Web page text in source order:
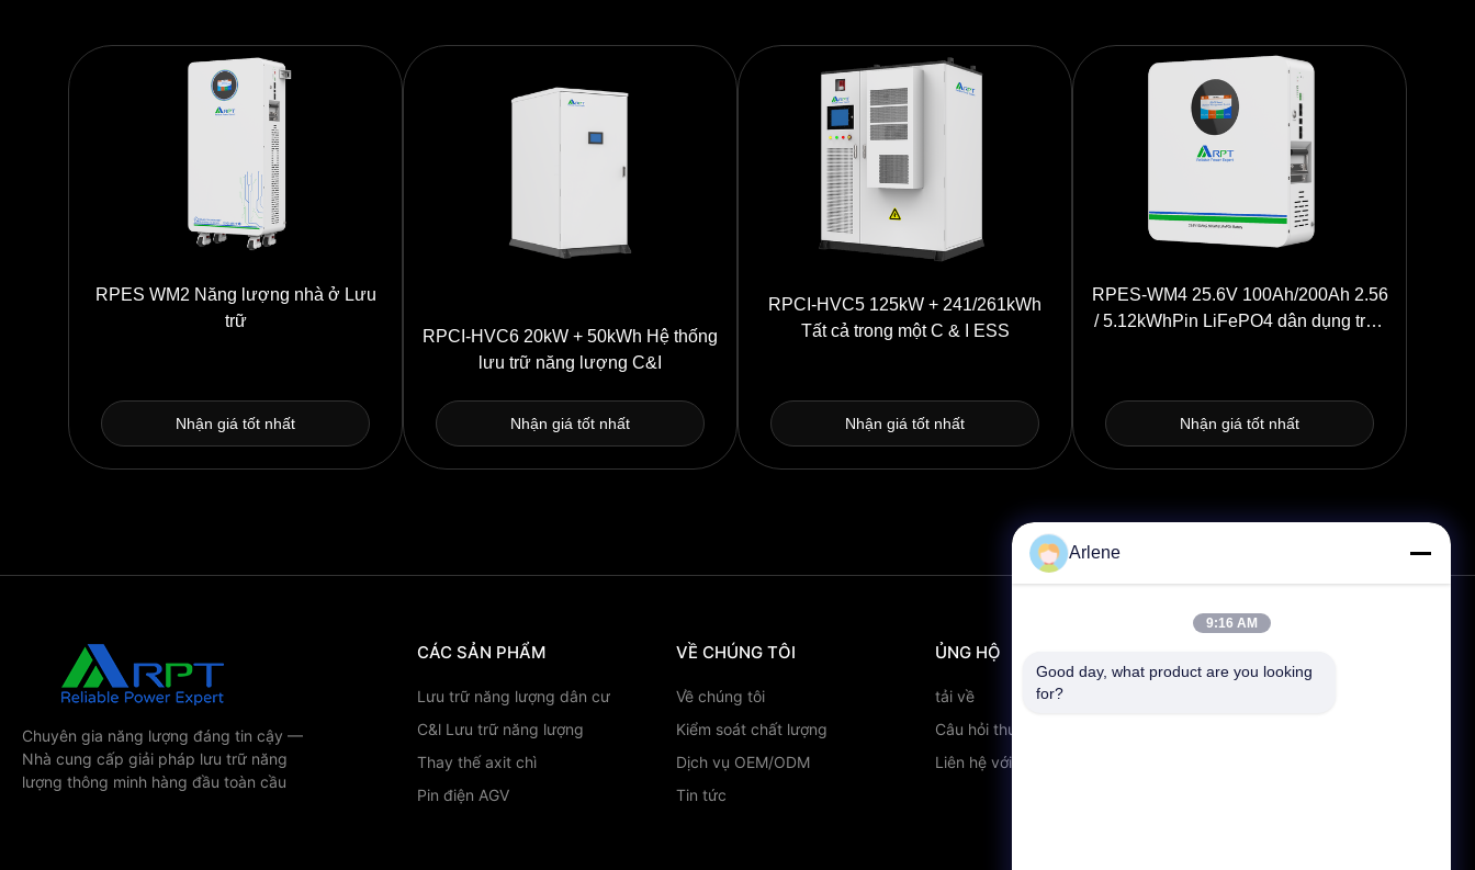
RPES WM2 Năng lượng nhà ở Lưu
trữ
Nhận giá tốt nhất
RPCI-HVC6 20kW + 50kWh Hệ thống
lưu trữ năng lượng C&I
Nhận giá tốt nhất
RPCI-HVC5 125kW + 241/261kWh
Tất cả trong một C & I ESS
Nhận giá tốt nhất
RPES-WM4 25.6V 100Ah/200Ah 2.56
/ 5.12kWhPin LiFePO4 dân dụng treo
Nhận giá tốt nhất
Chuyên gia năng lượng đáng tin cậy —
Nhà cung cấp giải pháp lưu trữ năng
lượng thông minh hàng đầu toàn cầu
CÁC SẢN PHẨM
Lưu trữ năng lượng dân cư
C&l Lưu trữ năng lượng
Thay thế axit chì
Pin điện AGV
VỀ CHÚNG TÔI
Về chúng tôi
Kiểm soát chất lượng
Dịch vụ OEM/ODM
Tin tức
ỦNG HỘ
tải về
Câu hỏi thường gặp
Liên hệ với chúng tôi
Arlene
9:16 AM
Good day, what product are you looking
for?